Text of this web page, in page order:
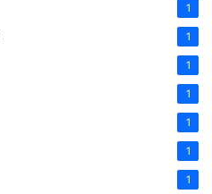
1
1
1
1
1
1
1